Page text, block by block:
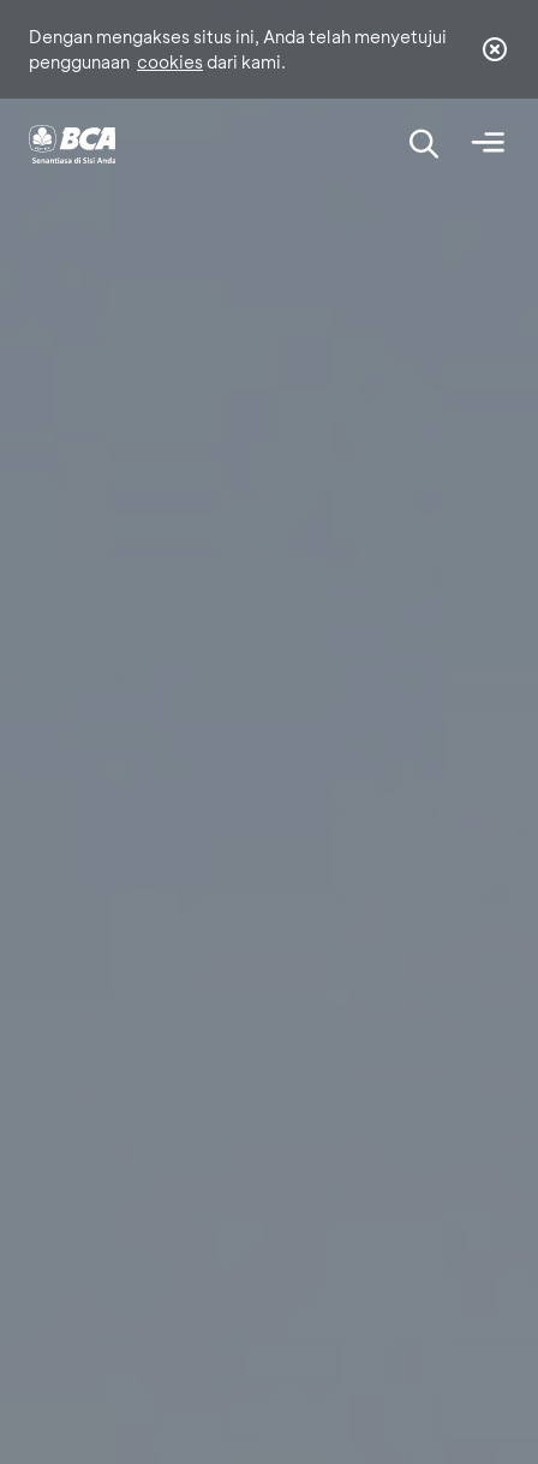
Dengan mengakses situs ini, Anda telah menyetujui
penggunaan cookies dari kami.